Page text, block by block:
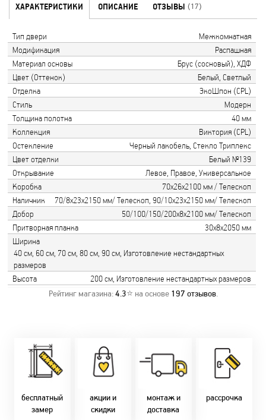
ХАРАКТЕРИСТИКИ ОПИСАНИЕ ОТЗЫВЫ (17)
Тип двери
Межкомнатная
Модификация
Распашная
Материал основы
Брус (сосновый), ХДФ
Цвет (Оттенок)
Белый, Светлый
Отделка
ЭкоШпон (CPL)
Стиль
Модерн
Толщина полотна
40 мм
Коллекция
Виктория (CPL)
Остекление
Черный лакобель, Стекло Триплекс
Цвет отделки
Белый №139
Открывание
Левое, Правое, Универсальное
Коробка
70х26х2100 мм / Телескоп
Наличник
70/8х23х2150 мм/ Телескоп, 90/10х23х2150 мм/ Телескоп
Добор
50/100/150/200х8х2100 мм/ Телескоп
Притворная планка
30х8х2050 мм
Ширина
40 см, 60 см, 70 см, 80 см, 90 см, Изготовление нестандартных
размеров
Высота
200 см, Изготовление нестандартных размеров
Рейтинг магазина:4.3⭐ на основе 197 отзывов.
бесплатный
замер
Замер бесплатно!
Оперативно!
День-в-день или
на следующий!
заказать по
10-40, (Viber)
акции и
скидки
Скидки:
-новоселам - 2%
-многодетным -
2%
наличными - 10%
монтаж и
доставка
фурнитуры.
Качественный
монтаж дверей,
окон и мебели.
Беларуси.
В удобное для Вас
рассрочка
Микс
2-36 мес
Магнит-5 мес.
Смарт - 4 мес.
FUN - 4 мес.